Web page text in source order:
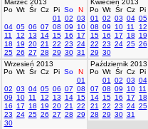
Marzec 2013
Po Wt Śr Cz Pi So
N
01
02 03
04 05 06 07 08 09
10
11
12 13 14 15 16
17
18
19 20 21 22 23 24
25 26 27 28 29 30 31
Kwiecień 2013
Po Wt Śr Cz Pi
01
02 03 04 05
08 09 10 11 12
15 16 17 18 19
22 23 24 25 26
29 30
Wrzesień 2013
Po Wt Śr Cz Pi So
N
01
02 03 04 05 06 07 08
09
10 11 12 13 14 15
16
17 18 19 20 21
22
23 24 25 26 27 28 29
30
Październik 2013
Po Wt Śr Cz Pi
01
02 03 04
07 08 09 10 11
14 15 16 17 18
21
22 23 24 25
28 29 30 31